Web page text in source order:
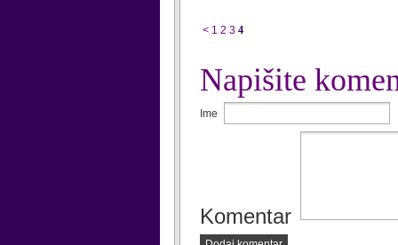
< 1 2 3 4
Napišite
Ime
Komentar